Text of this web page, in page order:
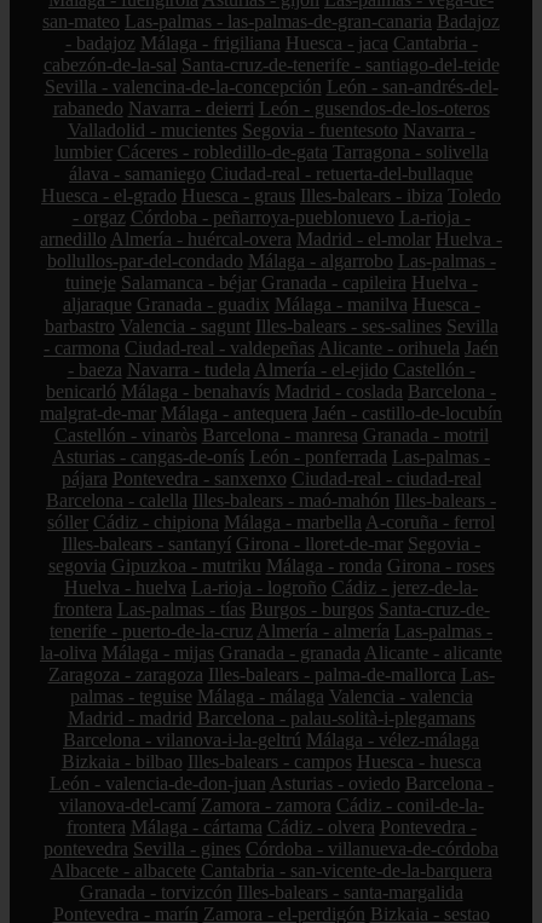
san-mateo Las-palmas - las-palmas-de-gran-canaria Badajoz
- badajoz Málaga - frigiliana Huesca - jaca Cantabria -
cabezón-de-la-sal Santa-cruz-de-tenerife - santiago-del-teide
Sevilla - valencina-de-la-concepción León - san-andrés-del-
rabanedo Navarra - deierri León - gusendos-de-los-oteros
Valladolid - mucientes Segovia - fuentesoto Navarra -
lumbier Cáceres - robledillo-de-gata Tarragona - solivella
álava - samaniego Ciudad-real - retuerta-del-bullaque
Huesca - el-grado Huesca - graus Illes-balears - ibiza Toledo
- orgaz Córdoba - peñarroya-pueblonuevo La-rioja -
arnedillo Almería - huércal-overa Madrid - el-molar Huelva -
bollullos-par-del-condado Málaga - algarrobo Las-palmas -
tuineje Salamanca - béjar Granada - capileira Huelva -
aljaraque Granada - guadix Málaga - manilva Huesca -
barbastro Valencia - sagunt Illes-balears - ses-salines Sevilla
- carmona Ciudad-real - valdepeñas Alicante - orihuela Jaén
- baeza Navarra - tudela Almería - el-ejido Castellón -
benicarló Málaga - benahavís Madrid - coslada Barcelona -
malgrat-de-mar Málaga - antequera Jaén - castillo-de-locubín
Castellón - vinaròs Barcelona - manresa Granada - motril
Asturias - cangas-de-onís León - ponferrada Las-palmas -
pájara Pontevedra - sanxenxo Ciudad-real - ciudad-real
Barcelona - calella Illes-balears - maó-mahón Illes-balears -
sóller Cádiz - chipiona Málaga - marbella A-coruña - ferrol
Illes-balears - santanyí Girona - lloret-de-mar Segovia -
segovia Gipuzkoa - mutriku Málaga - ronda Girona - roses
Huelva - huelva La-rioja - logroño Cádiz - jerez-de-la-
frontera Las-palmas - tías Burgos - burgos Santa-cruz-de-
tenerife - puerto-de-la-cruz Almería - almería Las-palmas -
la-oliva Málaga - mijas Granada - granada Alicante - alicante
Zaragoza - zaragoza Illes-balears - palma-de-mallorca Las-
palmas - teguise Málaga - málaga Valencia - valencia
Madrid - madrid Barcelona - palau-solità-i-plegamans
Barcelona - vilanova-i-la-geltrú Málaga - vélez-málaga
Bizkaia - bilbao Illes-balears - campos Huesca - huesca
León - valencia-de-don-juan Asturias - oviedo Barcelona -
vilanova-del-camí Zamora - zamora Cádiz - conil-de-la-
frontera Málaga - cártama Cádiz - olvera Pontevedra -
pontevedra Sevilla - gines Córdoba - villanueva-de-córdoba
Albacete - albacete Cantabria - san-vicente-de-la-barquera
Granada - torvizcón Illes-balears - santa-margalida
Pontevedra - marín Zamora - el-perdigón Bizkaia - sestao